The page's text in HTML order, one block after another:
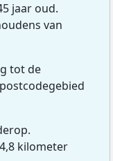
jaar oud.
van
tot de
kilometer